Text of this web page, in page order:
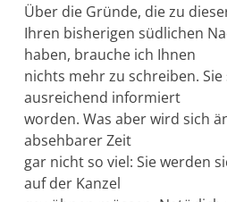
Über die Gründe, die zu
Ihren bisherigen südlichen
haben, brauche ich Ihnen
nichts mehr zu schreiben.
ausreichend informiert
worden. Was aber wird sich
absehbarer Zeit
gar nicht so viel: Sie werden
auf der Kanzel